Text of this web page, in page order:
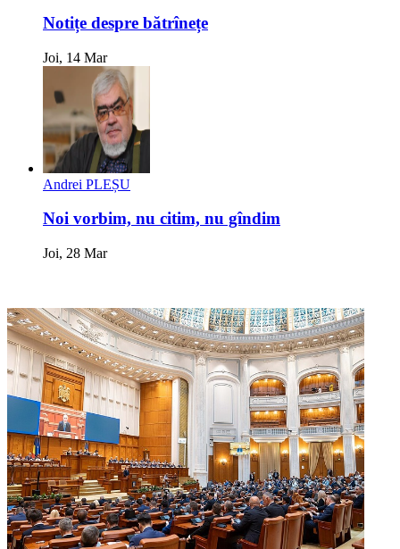
Notițe despre bătrînețe
Joi, 14 Mar
Andrei PLEȘU
Noi vorbim, nu citim, nu gîndim
Joi, 28 Mar